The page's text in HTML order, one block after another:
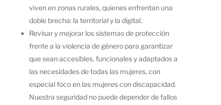
viven en zonas rurales, quienes enfrentan una
doble brecha: la territorial y la digital.
Revisar y mejorar los sistemas de protección
frente a la violencia de género para garantizar
que sean accesibles, funcionales y adaptados a
las necesidades de todas las mujeres, con
especial foco en las mujeres con discapacidad.
Nuestra seguridad no puede depender de fallos